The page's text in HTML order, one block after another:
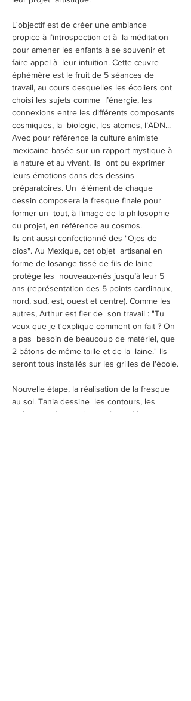
L'objectif est de créer une ambiance
propice à l’introspection et à  la méditation
pour amener les enfants à se souvenir et
faire appel à  leur intuition. Cette œuvre
éphémère est le fruit de 5 séances de
travail, au cours desquelles les écoliers ont
choisi les sujets comme  l’énergie, les
connexions entre les différents composants
cosmiques, la  biologie, les atomes, l’ADN...
Avec pour référence la culture animiste
mexicaine basée sur un rapport mystique à
la nature et au vivant. Ils  ont pu exprimer
leurs émotions dans des dessins
préparatoires. Un  élément de chaque
dessin composera la fresque finale pour
former un  tout, à l’image de la philosophie
du projet, en référence au cosmos.
Ils ont aussi confectionné des "Ojos de
dios". Au Mexique, cet objet  artisanal en
forme de losange tissé de fils de laine
protège les  nouveaux-nés jusqu’à leur 5
ans (représentation des 5 points cardinaux,
nord, sud, est, ouest et centre). Comme les
autres, Arthur est fier de  son travail : "Tu
veux que je t'explique comment on fait ? On
a pas  besoin de beaucoup de matériel, que
2 bâtons de même taille et de la  laine." Ils
seront tous installés sur les grilles de l'école.
Nouvelle étape, la réalisation de la fresque
au sol. Tania dessine  les contours, les
enfants appliquent les couleurs. L’œuvre